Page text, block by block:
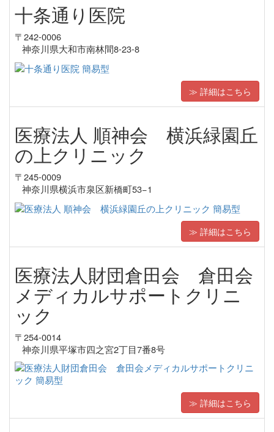
十条通り医院
〒242-0006
神奈川県大和市南林間8-23-8
≫ 詳細はこちら
医療法人 順神会 横浜緑園丘
の上クリニック
〒245-0009
神奈川県横浜市泉区新橋町53−1
≫ 詳細はこちら
医療法人財団倉田会 倉田会
メディカルサポートクリニ
ック
〒254-0014
神奈川県平塚市四之宮2丁目7番8号
≫ 詳細はこちら